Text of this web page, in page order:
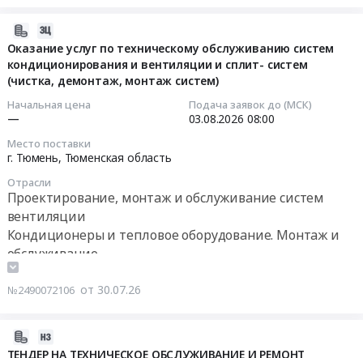
Оказание услуг по техническому обслуживанию систем
кондиционирования и вентиляции и сплит- систем
(чистка, демонтаж, монтаж систем)
Начальная цена
—
Подача заявок до (МСК)
03.08.2026 08:00
Место поставки
г. Тюмень, Тюменская область
Отрасли
Проектирование, монтаж и обслуживание систем
вентиляции
Кондиционеры и тепловое оборудование. Монтаж и
обслуживание
№2490072106 от 30.07.26
ТЕНДЕР НА ТЕХНИЧЕСКОЕ ОБСЛУЖИВАНИЕ И РЕМОНТ